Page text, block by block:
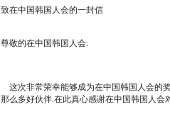
致在中国韩国人会的一封信
尊敬的在中国韩国人会:
这次非常荣幸能够成为在中国韩国人会的
那么多好伙伴.在此真心感谢在中国韩国人会